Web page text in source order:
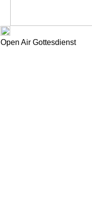
Open Air Gottesdienst